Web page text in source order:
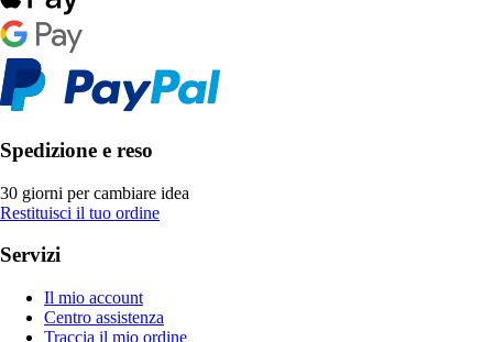
Spedizione e reso
30 giorni per cambiare idea
Restituisci il tuo ordine
Servizi
Il mio account
Centro assistenza
Traccia il mio ordine